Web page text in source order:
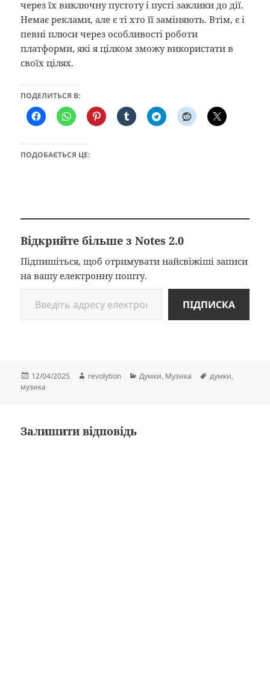
через їх виключну пустоту і пусті заклики до дії.
Немає реклами, але є ті хто її заміняють. Втім, є і
певні плюси через особливості роботи
платформи, які я цілком зможу використати в
своїх цілях.
ПОДЕЛИТЬСЯ В:
ПОДОБАЄТЬСЯ ЦЕ:
Відкрийте більше з Notes 2.0
Підпишіться, щоб отримувати найсвіжіші записи
на вашу електронну пошту.
Введіть адресу електронної пошти…
ПІДПИСКА
Опубліковано
12/04/2025 Автор
revolytion Категорії
Думки, Музика Позначки
думки,
музика
Залишити відповідь